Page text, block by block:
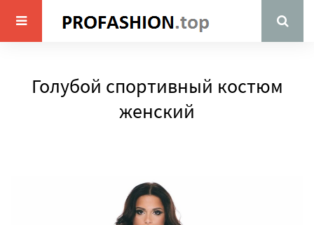
Голубой спортивный костюм
женский